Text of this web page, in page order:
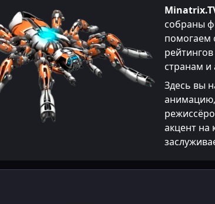
собраны
помогаем
странам и
Здесь вы
акцент на